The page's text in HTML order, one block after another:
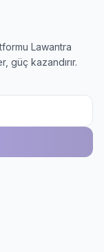
Lawantra
güç kazandırır.